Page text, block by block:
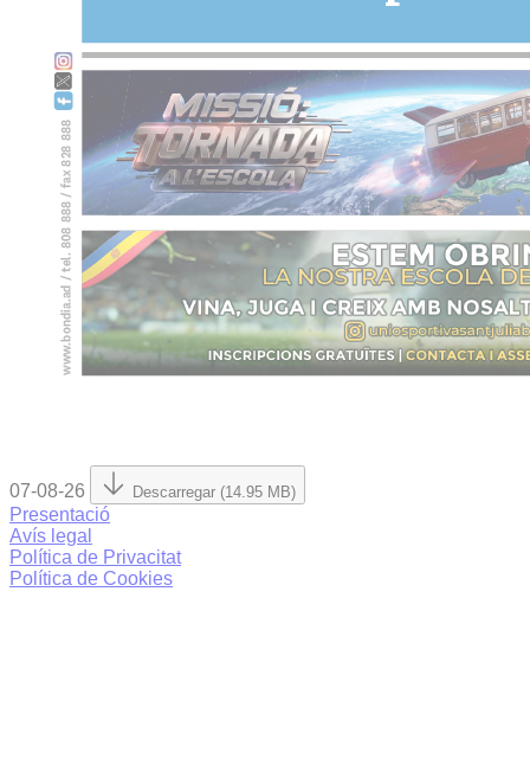
07-08-26 Descarregar (14.95 MB)
Presentació
Avís legal
Política de Privacitat
Política de Cookies